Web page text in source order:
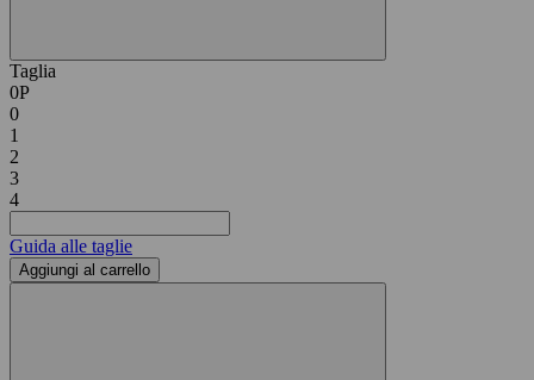
Taglia
0P
0
1
2
3
4
Guida alle taglie
Aggiungi al carrello